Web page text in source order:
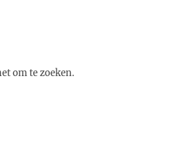
om te zoeken.